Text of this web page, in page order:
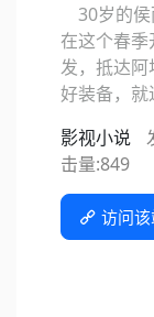
30岁的侯
在这个春
发，抵达
好装备，
影视小说
击量:849
访问